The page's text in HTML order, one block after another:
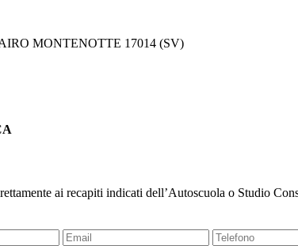
MONTENOTTE 17014 (SV)
ai recapiti indicati dell’Autoscuola o Studio